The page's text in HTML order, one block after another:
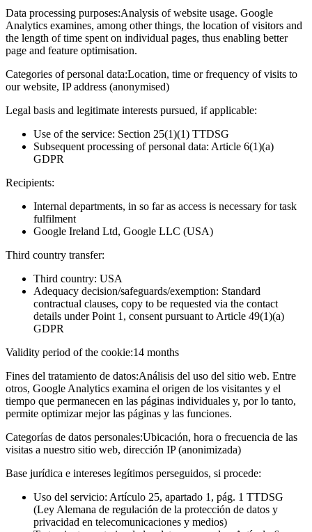
Data processing purposes:Analysis of website usage. Google
Analytics examines, among other things, the location of visitors and
the length of time spent on individual pages, thus enabling better
page and feature optimisation.
Categories of personal data:Location, time or frequency of visits to
our website, IP address (anonymised)
Legal basis and legitimate interests pursued, if applicable:
Use of the service: Section 25(1)(1) TTDSG
Subsequent processing of personal data: Article 6(1)(a)
GDPR
Recipients:
Internal departments, in so far as access is necessary for task
fulfilment
Google Ireland Ltd, Google LLC (USA)
Third country transfer:
Third country: USA
Adequacy decision/safeguards/exemption: Standard
contractual clauses, copy to be requested via the contact
details under Point 1, consent pursuant to Article 49(1)(a)
GDPR
Validity period of the cookie:14 months
Fines del tratamiento de datos:Análisis del uso del sitio web. Entre
otros, Google Analytics examina el origen de los visitantes y el
tiempo que permanecen en las páginas individuales y, por lo tanto,
permite optimizar mejor las páginas y las funciones.
Categorías de datos personales:Ubicación, hora o frecuencia de las
visitas a nuestro sitio web, dirección IP (anonimizada)
Base jurídica e intereses legítimos perseguidos, si procede:
Uso del servicio: Artículo 25, apartado 1, pág. 1 TTDSG
(Ley Alemana de regulación de la protección de datos y
privacidad en telecomunicaciones y medios)